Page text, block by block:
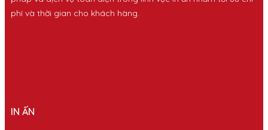
phí và thời gian cho khách hàng.
IN ẤN